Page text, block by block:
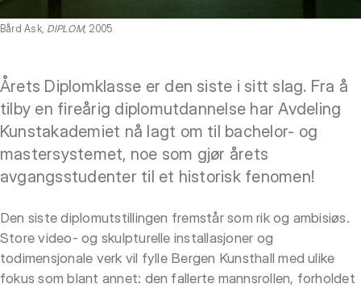
Bård Ask, DIPLOM, 2005
Årets Diplomklasse er den siste i sitt slag. Fra å
tilby en fireårig diplomutdannelse har Avdeling
Kunstakademiet nå lagt om til bachelor- og
mastersystemet, noe som gjør årets
avgangsstudenter til et historisk fenomen!
Den siste diplomutstillingen fremstår som rik og ambisiøs.
Store video- og skulpturelle installasjoner og
todimensjonale verk vil fylle Bergen Kunsthall med ulike
fokus som blant annet: den fallerte mannsrollen, forholdet